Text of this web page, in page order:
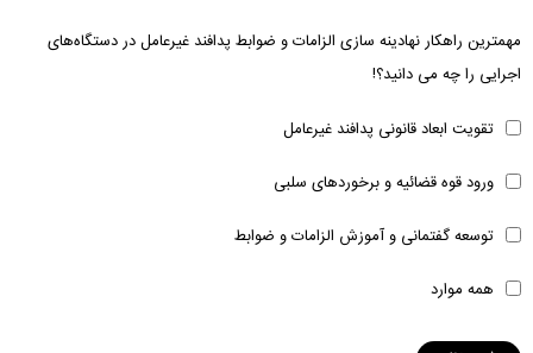
مهمترین راهکار نهادینه سازی الزامات و ضوابط پدافند غیرعامل در دستگاه‌های
اجرایی را چه می دانید؟!
تقویت ابعاد قانونی پدافند غیرعامل
ورود قوه قضائیه و برخوردهای سلبی
توسعه گفتمانی و آموزش الزامات و ضوابط
همه موارد